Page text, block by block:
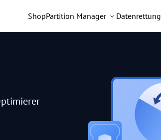
ShopPartition Manager Datenrettung